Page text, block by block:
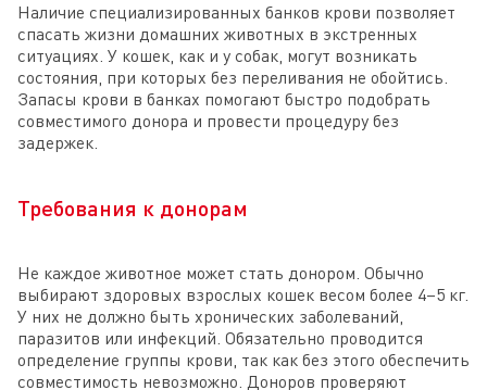
Наличие специализированных банков крови позволяет
спасать жизни домашних животных в экстренных
ситуациях. У кошек, как и у собак, могут возникать
состояния, при которых без переливания не обойтись.
Запасы крови в банках помогают быстро подобрать
совместимого донора и провести процедуру без
задержек.
Требования к донорам
Не каждое животное может стать донором. Обычно
выбирают здоровых взрослых кошек весом более 4–5 кг.
У них не должно быть хронических заболеваний,
паразитов или инфекций. Обязательно проводится
определение группы крови, так как без этого обеспечить
совместимость невозможно. Доноров проверяют